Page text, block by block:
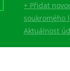
+ Přidat
soukromého
Aktuálnost